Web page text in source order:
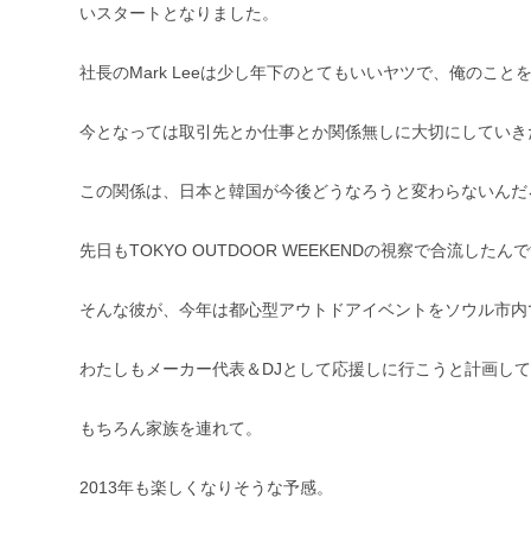
いスタートとなりました。
社長のMark Leeは少し年下のとてもいいヤツで、俺のこと
今となっては取引先とか仕事とか関係無しに大切にしていき
この関係は、日本と韓国が今後どうなろうと変わらないんだ
先日もTOKYO OUTDOOR WEEKENDの視察で合流したん
そんな彼が、今年は都心型アウトドアイベントをソウル市内
わたしもメーカー代表＆DJとして応援しに行こうと計画して
もちろん家族を連れて。
2013年も楽しくなりそうな予感。